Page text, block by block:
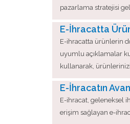
pazarlama stratejisi
E-İhracatta
E-ihracatta ürünlerin
uyumlu açıklamalar
kullanarak,
E-İhracatın
E-ihracat, geleneksel
erişim sağlayan e-